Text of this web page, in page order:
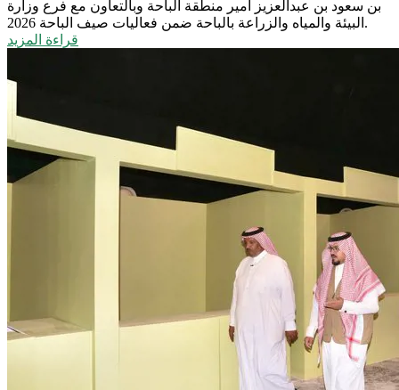
بن سعود بن عبدالعزيز أمير منطقة الباحة وبالتعاون مع فرع وزارة
البيئة والمياه والزراعة بالباحة ضمن فعاليات صيف الباحة 2026.
قراءة المزيد